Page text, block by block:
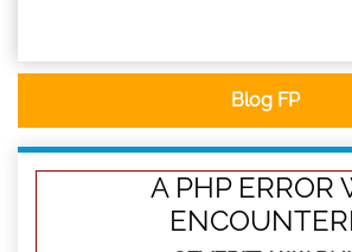
Blog FP
A PHP ERROR